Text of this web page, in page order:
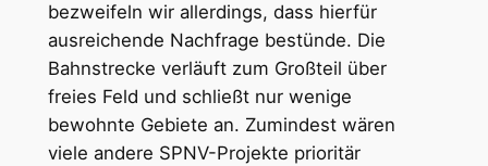
bezweifeln wir allerdings, dass hierfür
ausreichende Nachfrage bestünde. Die
Bahnstrecke verläuft zum Großteil über
freies Feld und schließt nur wenige
bewohnte Gebiete an. Zumindest wären
viele andere SPNV-Projekte prioritär